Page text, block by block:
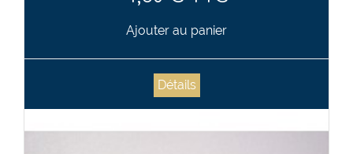
Ajouter au panier
Détails